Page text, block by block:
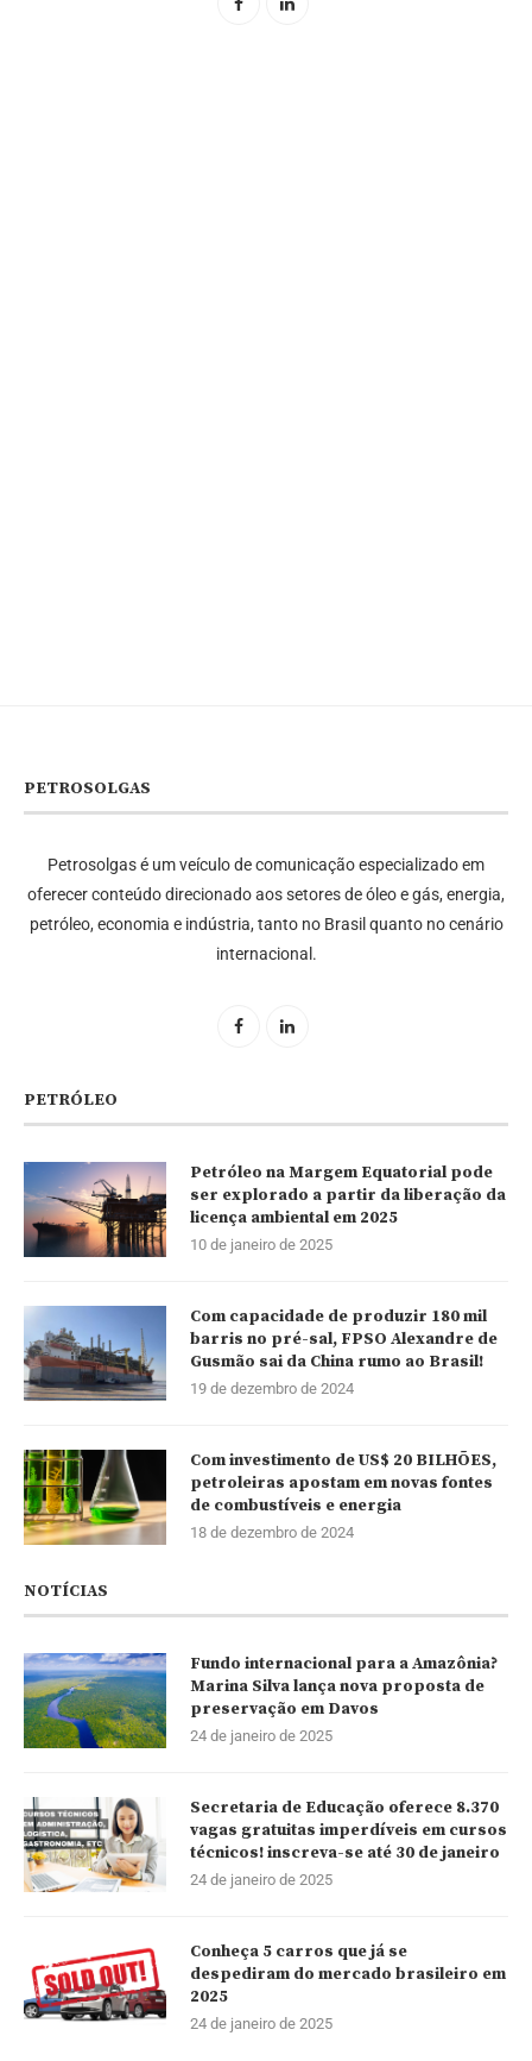
PETROSOLGAS
Petrosolgas é um veículo de comunicação especializado em
oferecer conteúdo direcionado aos setores de óleo e gás, energia,
petróleo, economia e indústria, tanto no Brasil quanto no cenário
internacional.
PETRÓLEO
Petróleo na Margem Equatorial pode
ser explorado a partir da liberação da
licença ambiental em 2025
10 de janeiro de 2025
Com capacidade de produzir 180 mil
barris no pré-sal, FPSO Alexandre de
Gusmão sai da China rumo ao Brasil!
19 de dezembro de 2024
Com investimento de US$ 20 BILHÕES,
petroleiras apostam em novas fontes
de combustíveis e energia
18 de dezembro de 2024
NOTÍCIAS
Fundo internacional para a Amazônia?
Marina Silva lança nova proposta de
preservação em Davos
24 de janeiro de 2025
Secretaria de Educação oferece 8.370
vagas gratuitas imperdíveis em cursos
técnicos! inscreva-se até 30 de janeiro
24 de janeiro de 2025
Conheça 5 carros que já se
despediram do mercado brasileiro em
2025
24 de janeiro de 2025